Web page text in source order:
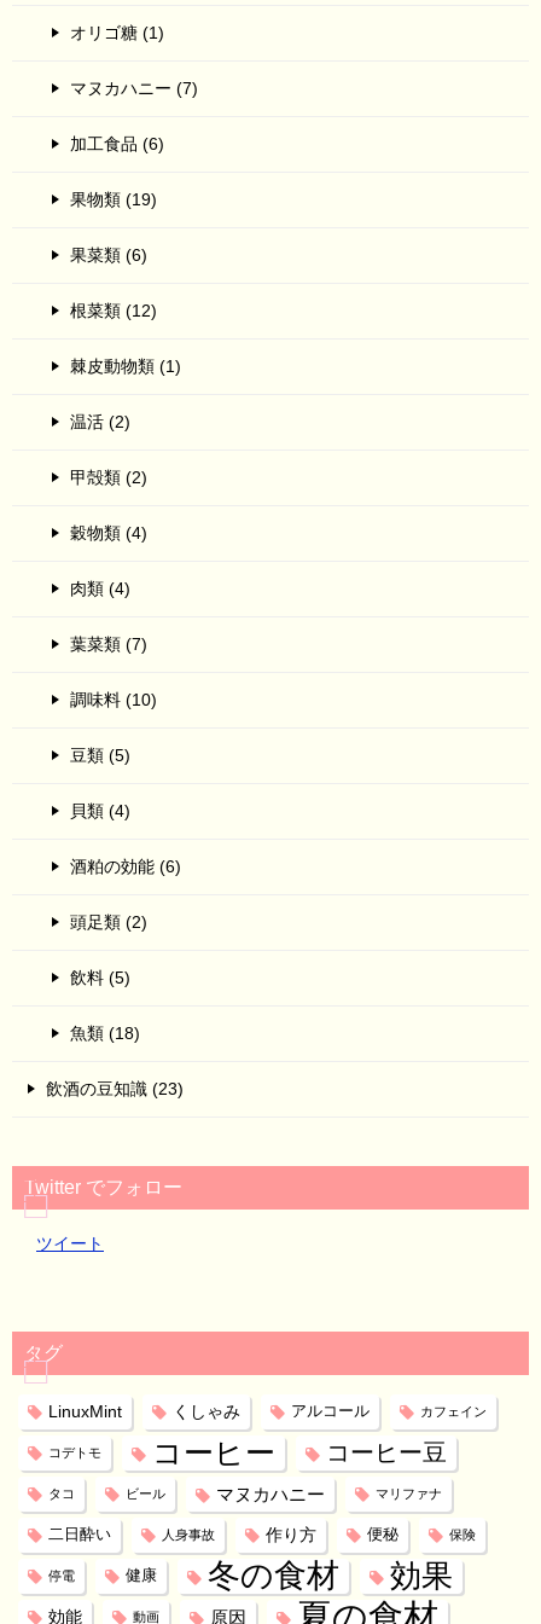
オリゴ糖 (1)
マヌカハニー (7)
加工食品 (6)
果物類 (19)
果菜類 (6)
根菜類 (12)
棘皮動物類 (1)
温活 (2)
甲殻類 (2)
穀物類 (4)
肉類 (4)
葉菜類 (7)
調味料 (10)
豆類 (5)
貝類 (4)
酒粕の効能 (6)
頭足類 (2)
飲料 (5)
魚類 (18)
飲酒の豆知識 (23)
Twitter でフォロー
ツイート
タグ
LinuxMint くしゃみ アルコール カフェイン
コデトモ コーヒー コーヒー豆
タコ ビール マヌカハニー マリファナ
二日酔い 人身事故 作り方 便秘 保険
停電 健康 冬の食材 効果
効能 動画 原因